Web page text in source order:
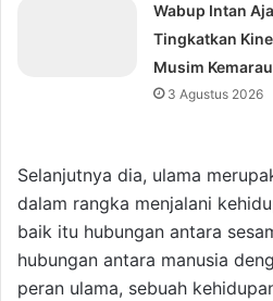
Wabup Intan
Tingkatkan
Musim Kemarau
3 Agustus 2026
Selanjutnya dia, ulama
dalam rangka menjalani
baik itu hubungan antara
hubungan antara manusia
peran ulama, sebuah